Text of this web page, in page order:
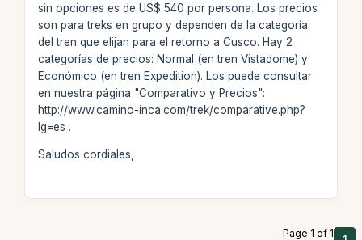
sin opciones es de US$ 540 por persona. Los precios
son para treks en grupo y dependen de la categoría
del tren que elijan para el retorno a Cusco. Hay 2
categorías de precios: Normal (en tren Vistadome) y
Económico (en tren Expedition). Los puede consultar
en nuestra página "Comparativo y Precios":
http://www.camino-inca.com/trek/comparative.php?
lg=es .
Saludos cordiales,
Page 1 of 1